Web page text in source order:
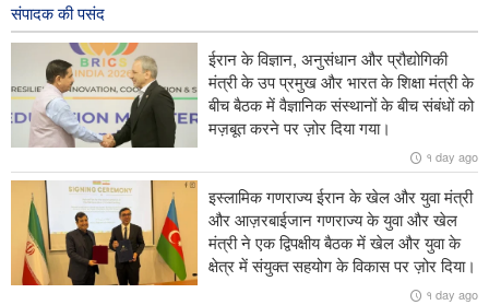
ईरान की सर्वोच्च राष्ट्रीय सुरक्षा परिषद के सचिव ने एक संदेश में कहा कि इस्लामिक
गणराज्य ईरान कभी नहीं झुकेगा, चाहे युद्ध हो या बातचीत।
ईरान की ख़ैबर-शिकन बैलिस्टिक मिसाइल ने अमेरिकी और इज़राइली वायु रक्षा
प्रणालियों के लिए एक गंभीर चुनौती के रूप में अपनी पहचान बनाई है
होर्मुज़ जलडमरूमध्य का पुनः खुलना ईरान की विशेष प्रणाली और शर्तों के अधीन हैः
सिपाहे पासदारान
अमेरिका के पास मौजूदा स्थिति को स्वीकार करने के अलावा कोई विकल्प नहीं हैः
ब्रिगेडियर जनरल मोहम्मद अकरमी-निया
संपादक की पसंद
ईरान के विज्ञान, अनुसंधान और प्रौद्योगिकी
मंत्री के उप प्रमुख और भारत के शिक्षा मंत्री के
बीच बैठक में वैज्ञानिक संस्थानों के बीच संबंधों को
मज़बूत करने पर ज़ोर दिया गया।
१ day ago
इस्लामिक गणराज्य ईरान के खेल और युवा मंत्री
और आज़रबाईजान गणराज्य के युवा और खेल
मंत्री ने एक द्विपक्षीय बैठक में खेल और युवा के
क्षेत्र में संयुक्त सहयोग के विकास पर ज़ोर दिया।
१ day ago